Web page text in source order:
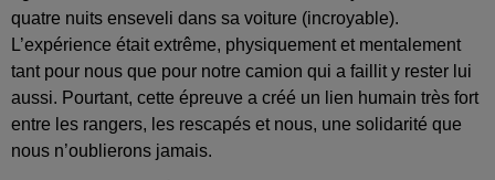
quatre nuits enseveli dans sa voiture (incroyable).
L’expérience était extrême, physiquement et mentalement
tant pour nous que pour notre camion qui a faillit y rester lui
aussi. Pourtant, cette épreuve a créé un lien humain très fort
entre les rangers, les rescapés et nous, une solidarité que
nous n’oublierons jamais.